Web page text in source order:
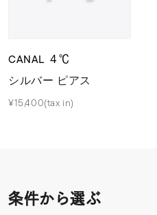
CANAL ４℃
シルバー ピアス
¥15,400(tax in)
条件から選ぶ